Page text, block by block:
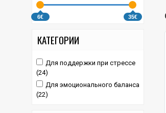
6€ 35€
КАТЕГОРИИ
Для поддержки при стрессе
(24)
Для эмоционального баланса
(22)